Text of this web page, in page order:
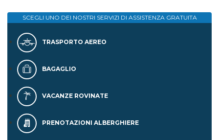
SCEGLI UNO DEI NOSTRI SERVIZI DI ASSISTENZA GRATUITA
TRASPORTO AEREO
BAGAGLIO
VACANZE ROVINATE
PRENOTAZIONI ALBERGHIERE